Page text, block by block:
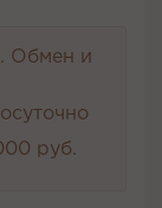
Обмен и
руб.